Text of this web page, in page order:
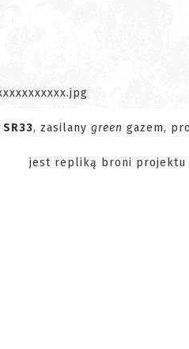
SR33, zasilany green gazem,
jest repliką broni projektu